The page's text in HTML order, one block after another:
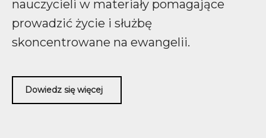
nauczycieli w materiały pomagające
prowadzić życie i służbę
skoncentrowane na ewangelii.
Dowiedz się więcej